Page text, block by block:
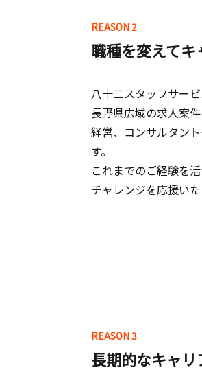
REASON 2
職種を変えて
八十二スタッフサー
長野県広域の求人案件
経営、コンサルタン
す。
これまでのご経験を
チャレンジを応援いた
REASON 3
長期的なキャ